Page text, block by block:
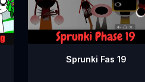
Sprunki Fas 19